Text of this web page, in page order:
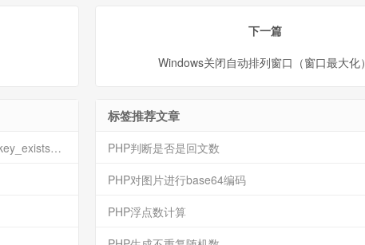
下一篇
Windows关闭自动排列窗口（窗口最大化）
和isset性能比较
标签推荐文章
PHP判断是否是回文数
PHP对图片进行base64编码
PHP浮点数计算